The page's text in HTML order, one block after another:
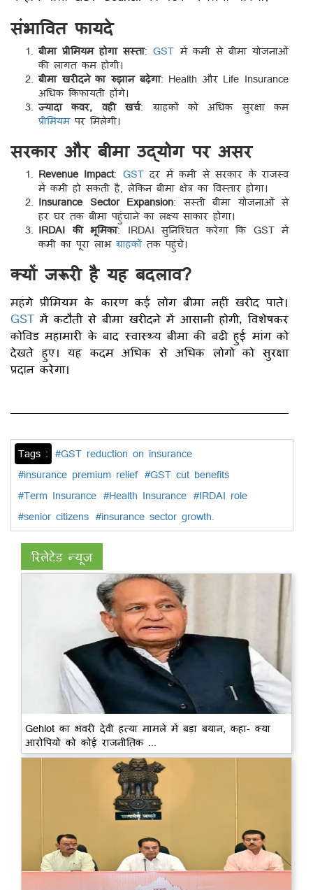
संभावित फायदे
बीमा प्रीमियम होगा सस्ता:GST में कमी से बीमा योजनाओं
की लागत कम होगी।
बीमा खरीदने का रुझान बढ़ेगा: Health और Life Insurance
अधिक किफायती होंगे।
ज्यादा कवर, वही खर्च: ग्राहकों को अधिक सुरक्षा कम
प्रीमियम पर मिलेगी।
सरकार और बीमा उद्योग पर असर
Revenue Impact: GSTदर में कमी से सरकार के राजस्व
में कमी हो सकती है, लेकिन बीमा क्षेत्र का विस्तार होगा।
Insurance Sector Expansion: सस्ती बीमा योजनाओं से
हर घर तक बीमा पहुंचाने का लक्ष्य साकार होगा।
IRDAI की भूमिका: IRDAI सुनिश्चित करेगा कि GST में
कमी का पूरा लाभ ग्राहकों तक पहुंचे।
क्यों जरूरी है यह बदलाव?
महंगे प्रीमियम के कारण कई लोग बीमा नहीं खरीद पाते।
GST में कटौती से बीमा खरीदने में आसानी होगी, विशेषकर
कोविड महामारी के बाद स्वास्थ्य बीमा की बढ़ी हुई मांग को
देखते हुए। यह कदम अधिक से अधिक लोगों को सुरक्षा
प्रदान करेगा।
Tags : #GST reduction on insurance
#insurance premium relief #GST cut benefits
#Term Insurance #Health Insurance #IRDAI role
#senior citizens #insurance sector growth.
रिलेटेड न्यूज़
Gehlot का भंवरी देवी हत्या मामले में बड़ा बयान, कहा- क्या
आरोपियों को कोई राजनीतिक ...